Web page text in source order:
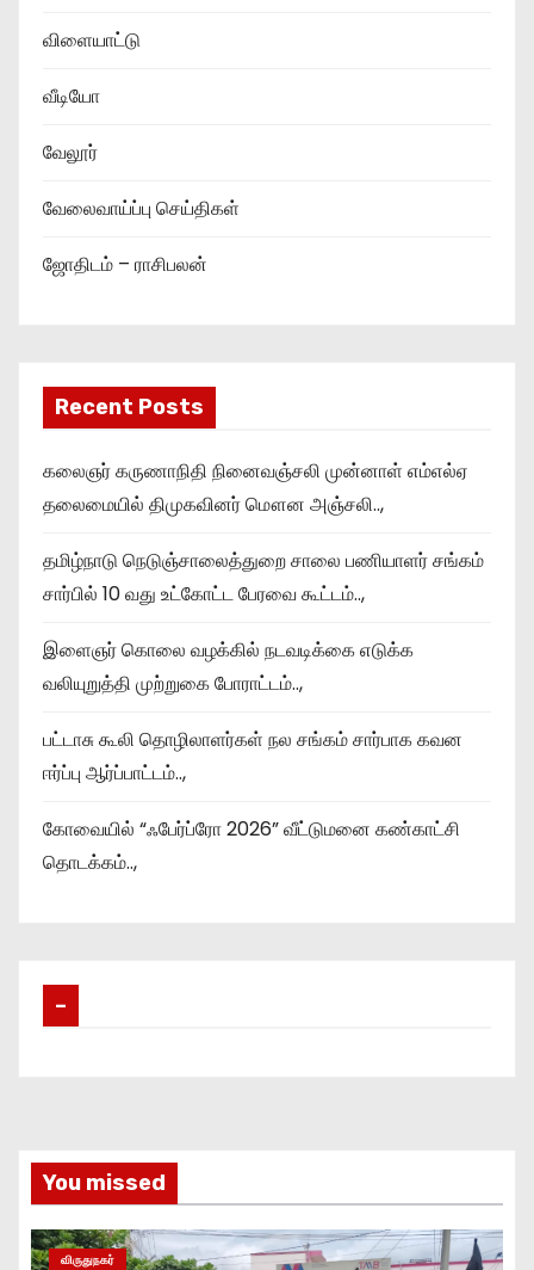
விளையாட்டு
வீடியோ
வேலூர்
வேலைவாய்ப்பு செய்திகள்
ஜோதிடம் – ராசிபலன்
Recent Posts
கலைஞர் கருணாநிதி நினைவஞ்சலி முன்னாள் எம்எல்ஏ
தலைமையில் திமுகவினர் மௌன அஞ்சலி..,
தமிழ்நாடு நெடுஞ்சாலைத்துறை சாலை பணியாளர் சங்கம்
சார்பில் 10 வது உட்கோட்ட பேரவை கூட்டம்..,
இளைஞர் கொலை வழக்கில் நடவடிக்கை எடுக்க
வலியுறுத்தி முற்றுகை போராட்டம்..,
பட்டாசு கூலி தொழிலாளர்கள் நல சங்கம் சார்பாக கவன
ஈர்ப்பு ஆர்ப்பாட்டம்..,
கோவையில் “ஃபேர்ப்ரோ 2026” வீட்டுமனை கண்காட்சி
தொடக்கம்..,
–
You missed
விருதுநகர்